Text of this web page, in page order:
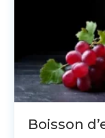
Boisson